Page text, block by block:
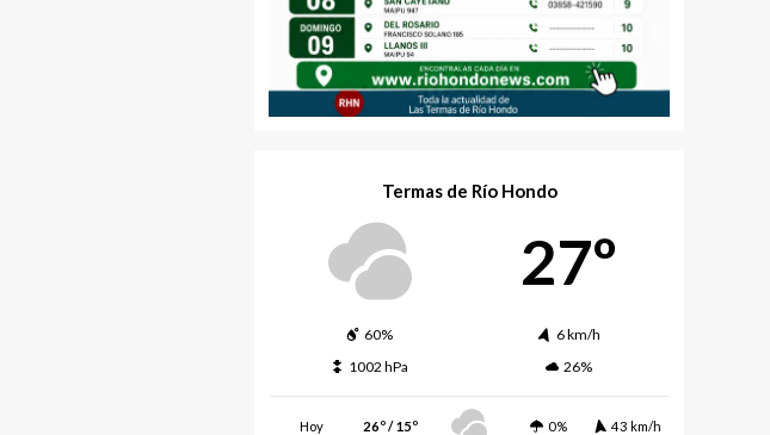
Termas de Río Hondo
27º
60%
6 km/h
1002 hPa
26%
Hoy 26º / 15º 0% 43 km/h